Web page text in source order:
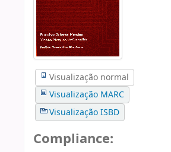
Visualização normal
Visualização MARC
Visualização ISBD
Compliance: